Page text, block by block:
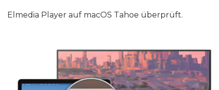
Elmedia Player auf macOS Tahoe überprüft.